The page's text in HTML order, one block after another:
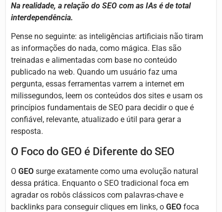
Na realidade, a relação do SEO com as IAs é de total
interdependência.
Pense no seguinte: as inteligências artificiais não tiram
as informações do nada, como mágica. Elas são
treinadas e alimentadas com base no conteúdo
publicado na web. Quando um usuário faz uma
pergunta, essas ferramentas varrem a internet em
milissegundos, leem os conteúdos dos sites e usam os
princípios fundamentais de SEO para decidir o que é
confiável, relevante, atualizado e útil para gerar a
resposta.
O Foco do GEO é Diferente do SEO
O GEO surge exatamente como uma evolução natural
dessa prática. Enquanto o SEO tradicional foca em
agradar os robôs clássicos com palavras-chave e
backlinks para conseguir cliques em links, o GEO foca